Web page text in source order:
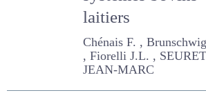
systèmes bovins
laitiers
Chénais F. , Brunschwig P. ,
Fiorelli J.L. , SEURET JEAN-
MARC